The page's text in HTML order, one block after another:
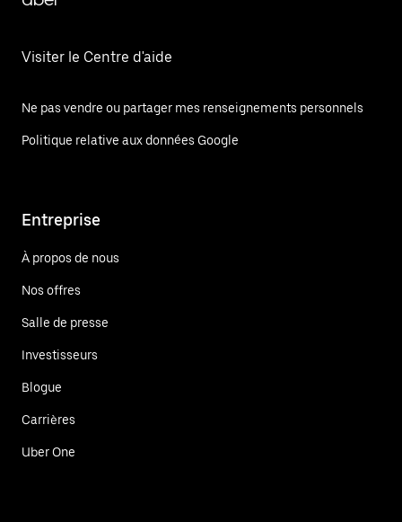
Visiter le Centre d'aide
Ne pas vendre ou partager mes renseignements personnels
Politique relative aux données Google
Entreprise
À propos de nous
Nos offres
Salle de presse
Investisseurs
Blogue
Carrières
Uber One